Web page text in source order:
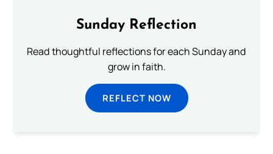
Sunday Reflection
Read thoughtful reflections for each Sunday and
grow in faith.
REFLECT NOW